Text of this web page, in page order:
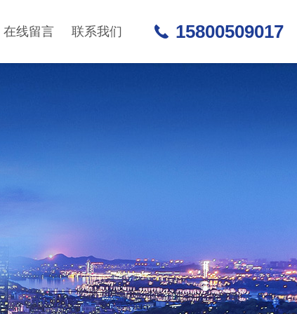
在线留言 联系我们 15800509017